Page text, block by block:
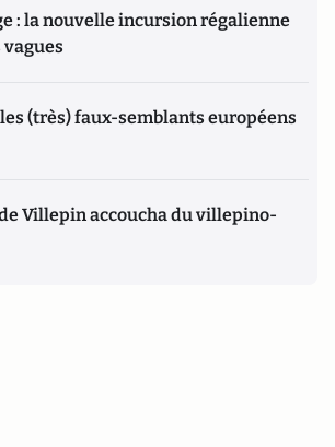
: la nouvelle incursion régalienne
(très) faux-semblants européens
Villepin accoucha du villepino-